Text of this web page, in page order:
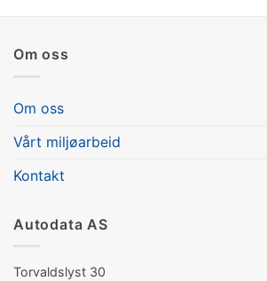
Om oss
Om oss
Vårt miljøarbeid
Kontakt
Autodata AS
Torvaldslyst 30